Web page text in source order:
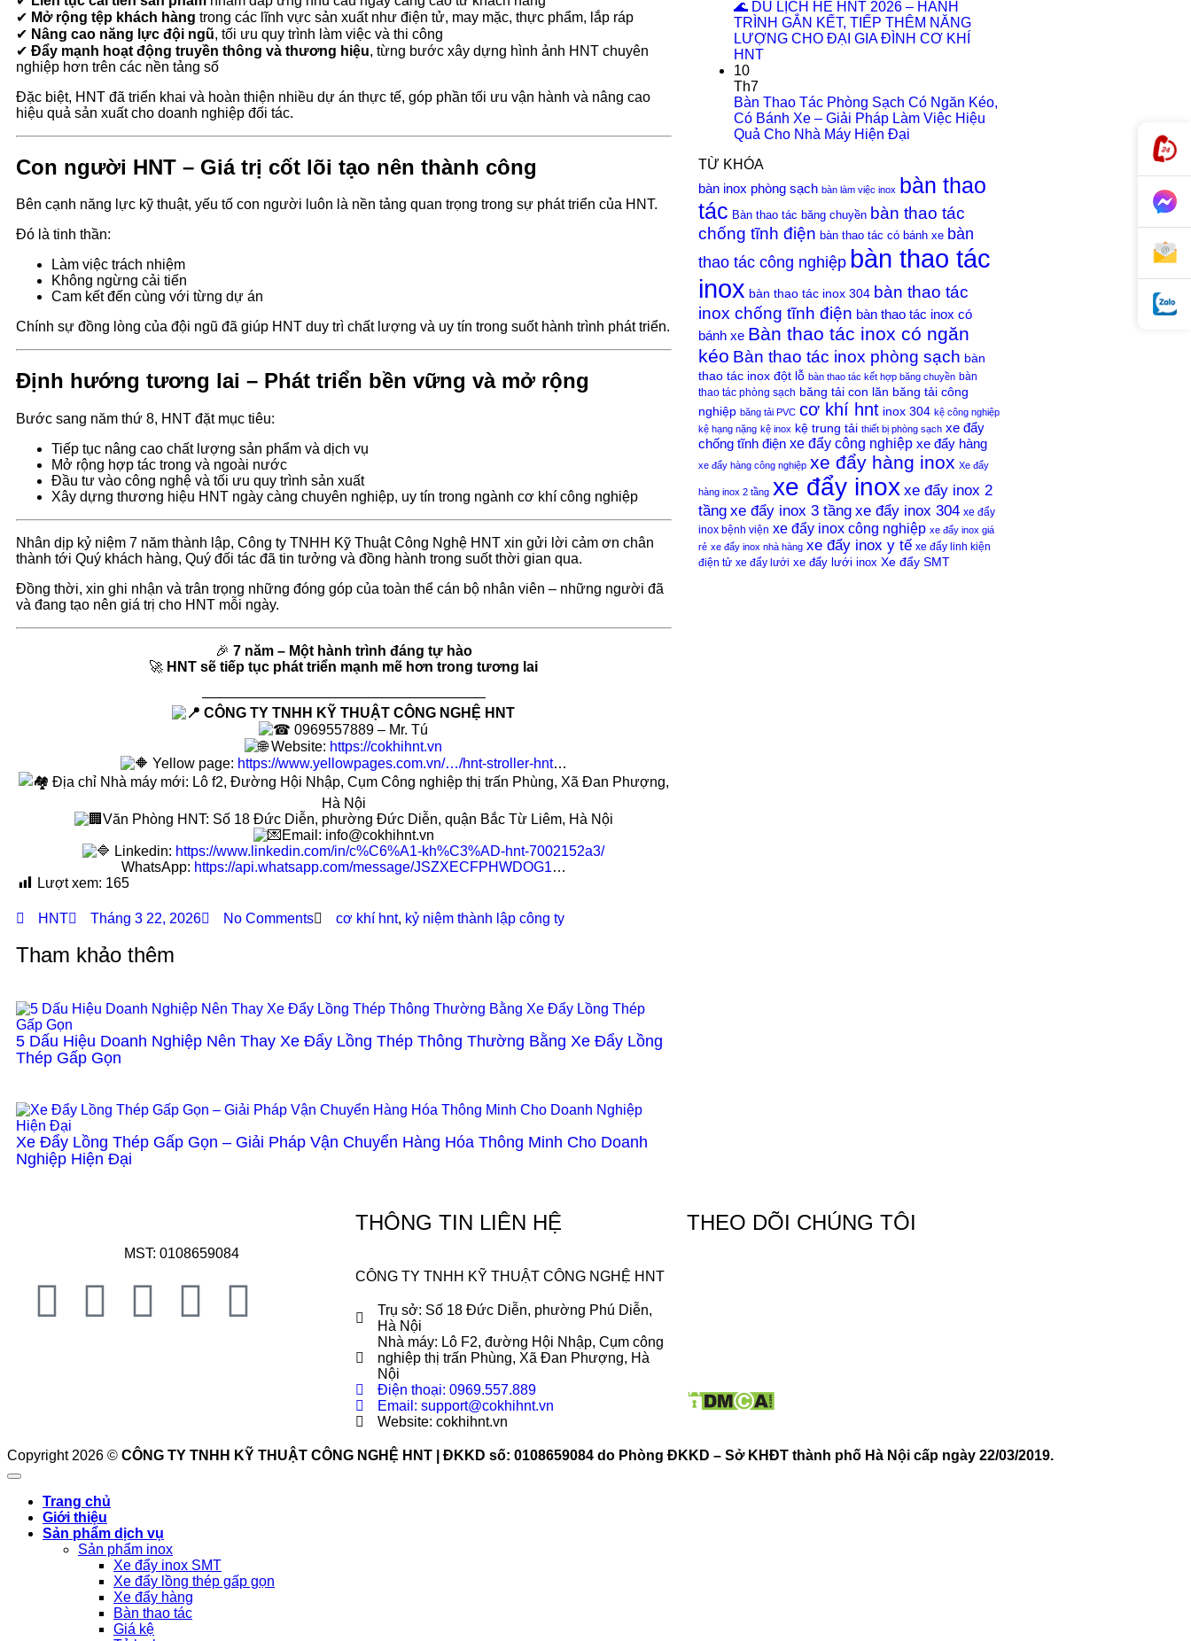
✔ Mở rộng tệp khách hàng trong các lĩnh vực sản xuất như điện tử, may mặc, thực phẩm, lắp ráp
✔ Nâng cao năng lực đội ngũ, tối ưu quy trình làm việc và thi công
✔ Đẩy mạnh hoạt động truyền thông và thương hiệu, từng bước xây dựng hình ảnh HNT chuyên
nghiệp hơn trên các nền tảng số
Đặc biệt, HNT đã triển khai và hoàn thiện nhiều dự án thực tế, góp phần tối ưu vận hành và nâng cao
hiệu quả sản xuất cho doanh nghiệp đối tác.
Con người HNT – Giá trị cốt lõi tạo nên thành công
Bên cạnh năng lực kỹ thuật, yếu tố con người luôn là nền tảng quan trọng trong sự phát triển của HNT.
Đó là tinh thần:
Làm việc trách nhiệm
Không ngừng cải tiến
Cam kết đến cùng với từng dự án
Chính sự đồng lòng của đội ngũ đã giúp HNT duy trì chất lượng và uy tín trong suốt hành trình phát triển.
Định hướng tương lai – Phát triển bền vững và mở rộng
Bước sang năm thứ 8, HNT đặt mục tiêu:
Tiếp tục nâng cao chất lượng sản phẩm và dịch vụ
Mở rộng hợp tác trong và ngoài nước
Đầu tư vào công nghệ và tối ưu quy trình sản xuất
Xây dựng thương hiệu HNT ngày càng chuyên nghiệp, uy tín trong ngành cơ khí công nghiệp
Nhân dịp kỷ niệm 7 năm thành lập, Công ty TNHH Kỹ Thuật Công Nghệ HNT xin gửi lời cảm ơn chân
thành tới Quý khách hàng, Quý đối tác đã tin tưởng và đồng hành trong suốt thời gian qua.
Đồng thời, xin ghi nhận và trân trọng những đóng góp của toàn thể cán bộ nhân viên – những người đã
và đang tạo nên giá trị cho HNT mỗi ngày.
🎉 7 năm – Một hành trình đáng tự hào
🚀 HNT sẽ tiếp tục phát triển mạnh mẽ hơn trong tương lai
————————————————————
CÔNG TY TNHH KỸ THUẬT CÔNG NGHỆ HNT
0969557889 – Mr. Tú
Website: https://cokhihnt.vn
Yellow page: https://www.yellowpages.com.vn/…/hnt-stroller-hnt…
Địa chỉ Nhà máy mới: Lô f2, Đường Hội Nhập, Cụm Công nghiệp thị trấn Phùng, Xã Đan Phượng,
Hà Nội
Văn Phòng HNT: Số 18 Đức Diễn, phường Đức Diễn, quận Bắc Từ Liêm, Hà Nội
Email: info@cokhihnt.vn
Linkedin: https://www.linkedin.com/in/c%C6%A1-kh%C3%AD-hnt-7002152a3/
WhatsApp: https://api.whatsapp.com/message/JSZXECFPHWDOG1…
Lượt xem: 165
HNT Tháng 3 22, 2026 No Comments cơ khí hnt, kỷ niệm thành lập công ty
Tham khảo thêm
5 Dấu Hiệu Doanh Nghiệp Nên Thay Xe Đẩy Lồng Thép Thông Thường Bằng Xe Đẩy Lồng
Thép Gấp Gọn
Xe Đẩy Lồng Thép Gấp Gọn – Giải Pháp Vận Chuyển Hàng Hóa Thông Minh Cho Doanh
Nghiệp Hiện Đại
🌊 DU LỊCH HÈ HNT 2026 – HÀNH
TRÌNH GẮN KẾT, TIẾP THÊM NĂNG
LƯỢNG CHO ĐẠI GIA ĐÌNH CƠ KHÍ
HNT
10
Th7
Bàn Thao Tác Phòng Sạch Có Ngăn Kéo,
Có Bánh Xe – Giải Pháp Làm Việc Hiệu
Quả Cho Nhà Máy Hiện Đại
TỪ KHÓA
bàn inox phòng sạch bàn làm việc inox bàn thao
tác Bàn thao tác băng chuyền bàn thao tác
chống tĩnh điện bàn thao tác có bánh xe bàn
thao tác công nghiệp bàn thao tác
inox bàn thao tác inox 304 bàn thao tác
inox chống tĩnh điện bàn thao tác inox có
bánh xe Bàn thao tác inox có ngăn
kéo Bàn thao tác inox phòng sạch bàn
thao tác inox đột lỗ bàn thao tác kết hợp băng chuyền bàn
thao tác phòng sạch băng tải con lăn băng tải công
nghiệp băng tải PVC cơ khí hnt inox 304 kệ công nghiệp
kệ hạng nặng kệ inox kệ trung tải thiết bị phòng sạch xe đẩy
chống tĩnh điện xe đẩy công nghiệp xe đẩy hàng
xe đẩy hàng công nghiệp xe đẩy hàng inox Xe đẩy
hàng inox 2 tầng xe đẩy inox xe đẩy inox 2
tầng xe đẩy inox 3 tầng xe đẩy inox 304 xe đẩy
inox bệnh viện xe đẩy inox công nghiệp xe đẩy inox giá
rẻ xe đẩy inox nhà hàng xe đẩy inox y tế xe đẩy linh kiện
điện tử xe đẩy lưới xe đẩy lưới inox Xe đẩy SMT
MST: 0108659084
THÔNG TIN LIÊN HỆ
CÔNG TY TNHH KỸ THUẬT CÔNG NGHỆ HNT
Trụ sở: Số 18 Đức Diễn, phường Phú Diễn,
Hà Nội
Nhà máy: Lô F2, đường Hội Nhập, Cụm công
nghiệp thị trấn Phùng, Xã Đan Phượng, Hà
Nội
Điện thoại: 0969.557.889
Email: support@cokhihnt.vn
Website: cokhihnt.vn
THEO DÕI CHÚNG TÔI
Copyright 2026 © CÔNG TY TNHH KỸ THUẬT CÔNG NGHỆ HNT | ĐKKD số: 0108659084 do Phòng ĐKKD – Sở KHĐT thành phố Hà Nội cấp ngày 22/03/2019.
Trang chủ
Giới thiệu
Sản phẩm dịch vụ
Sản phẩm inox
Xe đẩy inox SMT
Xe đẩy lồng thép gấp gọn
Xe đẩy hàng
Bàn thao tác
Giá kệ